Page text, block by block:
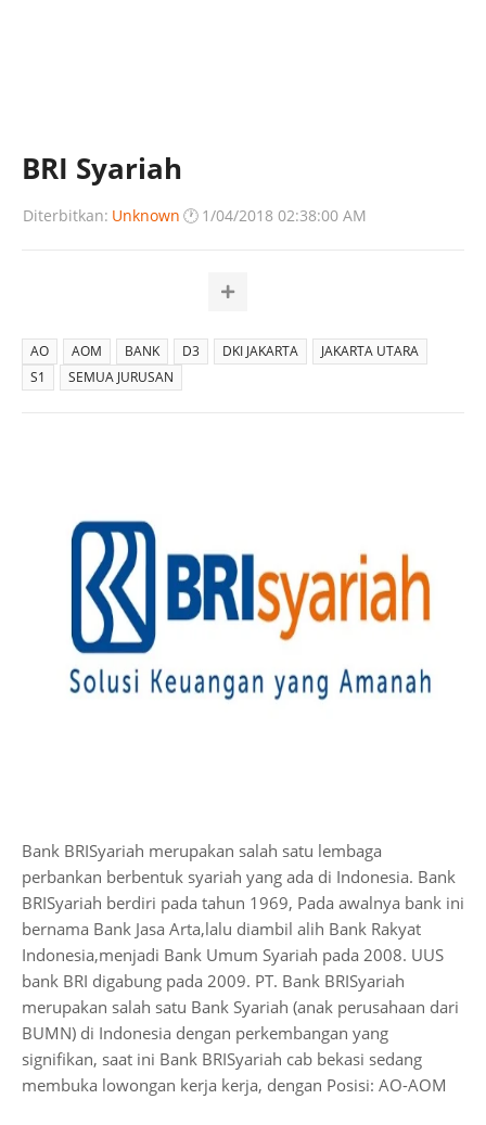
BRI Syariah
Diterbitkan: Unknown 🕐 1/04/2018 02:38:00 AM
AO AOM BANK D3 DKI JAKARTA
JAKARTA UTARA
S1
SEMUA JURUSAN
Bank BRISyariah merupakan salah satu lembaga
perbankan berbentuk syariah yang ada di Indonesia. Bank
BRISyariah berdiri pada tahun 1969, Pada awalnya bank ini
bernama Bank Jasa Arta,lalu diambil alih Bank Rakyat
Indonesia,menjadi Bank Umum Syariah pada 2008. UUS
bank BRI digabung pada 2009. PT. Bank BRISyariah
merupakan salah satu Bank Syariah (anak perusahaan dari
BUMN) di Indonesia dengan perkembangan yang
signifikan, saat ini Bank BRISyariah cab bekasi sedang
membuka lowongan kerja kerja, dengan Posisi: AO-AOM